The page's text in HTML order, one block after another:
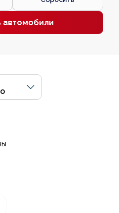
автомобили